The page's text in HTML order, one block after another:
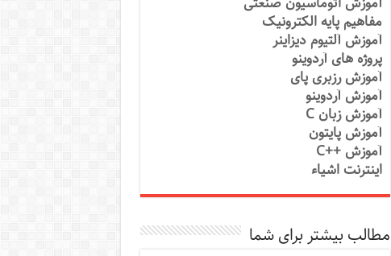
مفاهیم پایه الکترونیک
آموزش آلتیوم دیزاینر
پروژه های آردوینو
آموزش رزبری پای
آموزش آردوینو
آموزش زبان C
آموزش پایتون
آموزش ++C
اینترنت اشیاء
مطالب بیشتر برای شما